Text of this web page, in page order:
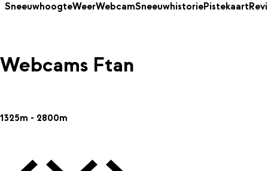
SneeuwhoogteWeerWebcamSneeuwhistoriePistekaart
Webcams Ftan
1325m - 2800m
Vorige Webcam
Volgende Webcam
Vorige Webcam
Volgende Webcam